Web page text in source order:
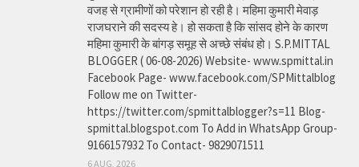
वजह से ग्रामीणों को परेशान हो रही है। महिमा कुमारी मेवाड़
राजघराने की सदस्य हे। हो सकता है कि सांसद होने के कारण
महिमा कुमारी के बांगड़ समूह से अच्छे संबंध हो। S.P.MITTAL
BLOGGER ( 06-08-2026) Website- www.spmittal.in
Facebook Page- www.facebook.com/SPMittalblog
Follow me on Twitter-
https://twitter.com/spmittalblogger?s=11 Blog-
spmittal.blogspot.com To Add in WhatsApp Group-
9166157932 To Contact- 9829071511
6 AUG, 2026